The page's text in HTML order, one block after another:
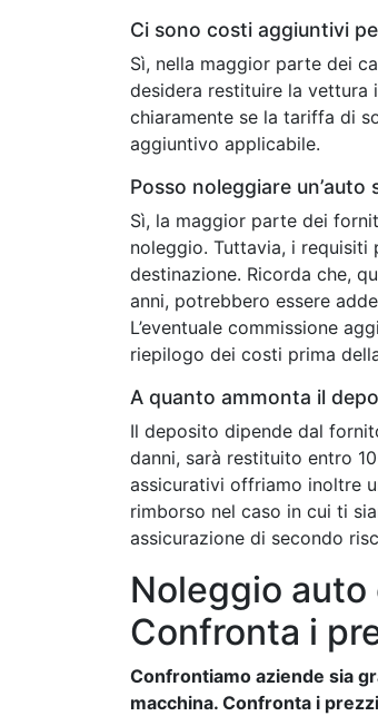
Ci sono costi aggiuntivi
Sì, nella maggior parte dei
desidera restituire la vettura
chiaramente se la tariffa di
aggiuntivo applicabile.
Posso noleggiare
Sì, la maggior parte dei
noleggio. Tuttavia, i requisiti
destinazione. Ricorda che,
anni, potrebbero essere
L’eventuale commissione
riepilogo dei costi prima
A quanto ammonta il
Il deposito dipende dal
danni, sarà restituito entro
assicurativi offriamo inoltre
rimborso nel caso in cui ti
assicurazione di secondo
Noleggio
Confronta i
Confrontiamo aziende sia
macchina. Confronta i